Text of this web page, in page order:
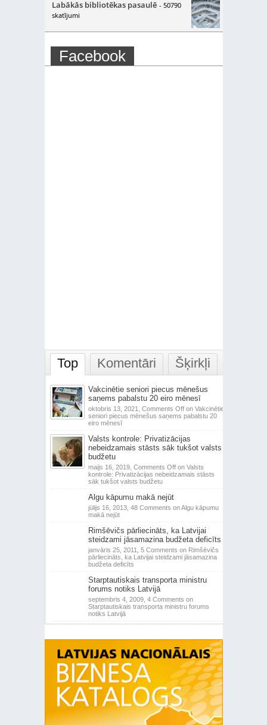
Labākās bibliotēkas pasaulē - 50790
skatījumi
Facebook
Top Komentāri Šķirkļi
Vakcinētie seniori piecus mēnešus
saņems pabalstu 20 eiro mēnesī
oktobris 13, 2021, Comments Offon Vakcinētie
seniori piecus mēnešus saņems pabalstu 20
eiro mēnesī
Valsts kontrole: Privatizācijas
nebeidzamais stāsts sāk tukšot valsts
budžetu
maijs 16, 2019, Comments Offon Valsts
kontrole: Privatizācijas nebeidzamais stāsts
sāk tukšot valsts budžetu
Algu kāpumu makā nejūt
jūlijs 16, 2013, 48 Comments on Algu kāpumu
makā nejūt
Rimšēvičs pārliecināts, ka Latvijai
steidzami jāsamazina budžeta deficīts
janvāris 25, 2011, 5 Comments on Rimšēvičs
pārliecināts, ka Latvijai steidzami jāsamazina
budžeta deficīts
Starptautiskais transporta ministru
forums notiks Latvijā
septembris 4, 2009, 4 Comments on
Starptautiskais transporta ministru forums
notiks Latvijā